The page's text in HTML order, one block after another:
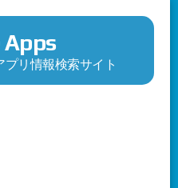
Apps
リ情報検索サイト